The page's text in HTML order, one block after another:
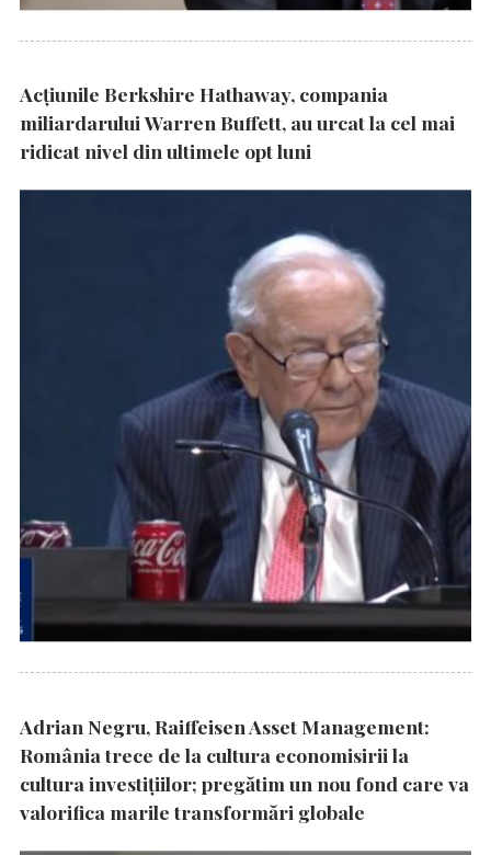
Acțiunile Berkshire Hathaway, compania
miliardarului Warren Buffett, au urcat la cel mai
ridicat nivel din ultimele opt luni
Adrian Negru, Raiffeisen Asset Management:
România trece de la cultura economisirii la
cultura investițiilor; pregătim un nou fond care va
valorifica marile transformări globale